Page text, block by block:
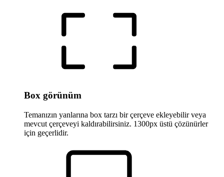
Box görünüm
Temanızın yanlarına box tarzı bir çerçeve ekleyebilir veya
mevcut çerçeveyi kaldırabilirsiniz. 1300px üstü çözünürler
için geçerlidir.